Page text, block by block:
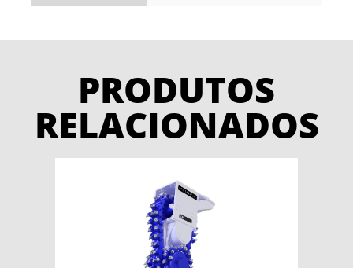
PRODUTOS
RELACIONADOS